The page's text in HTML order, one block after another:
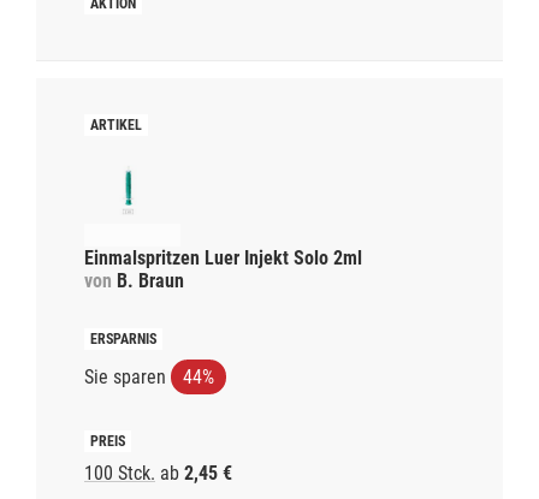
Einmalspritzen Luer Injekt Solo 2ml
von B. Braun
Sie sparen 44%
100 Stck. ab 2,45 €